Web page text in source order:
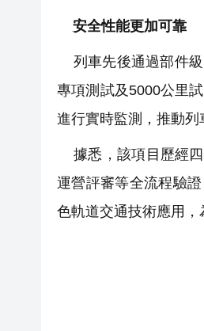
安全性能更加可靠
列車先後通過部件級
專項測試及5000公里
進行實時監測，推動列
據悉，該項目歷經四
運營評審等全流程驗
色軌道交通技術應用，